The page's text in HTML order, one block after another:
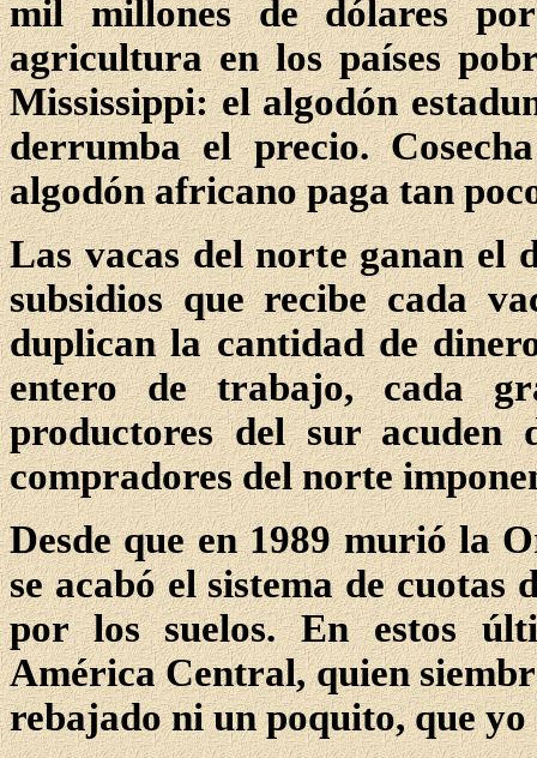
mil millones de dólares
agricultura en los países
Mississippi: el algodón
derrumba el precio.
algodón africano paga tan
Las vacas del norte ganan el
subsidios que recibe cada
duplican la cantidad de
entero de trabajo, cada
productores del sur acuden
compradores del norte
Desde que en 1989 murió la
se acabó el sistema de
por los suelos. En estos
América Central, quien
rebajado ni un poquito, que